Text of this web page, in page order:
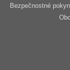
Bezpečnostné